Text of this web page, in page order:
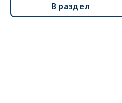
В раздел